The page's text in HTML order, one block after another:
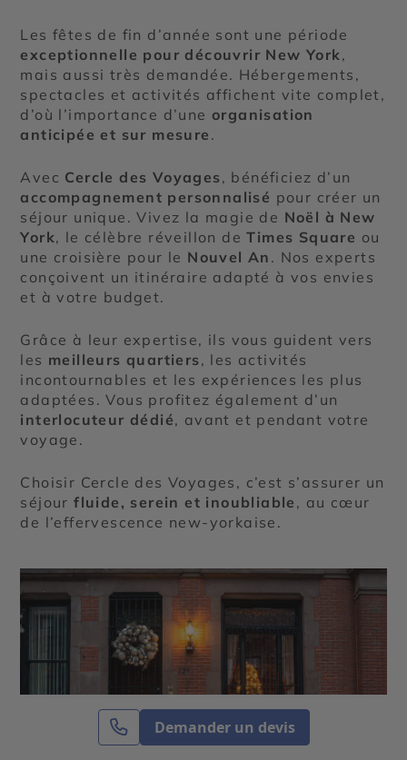
Demander un devis
Les fêtes de fin d’année sont une période
exceptionnelle pour découvrir New York,
mais aussi très demandée. Hébergements,
spectacles et activités affichent vite complet,
d’où l’importance d’une organisation
anticipée et sur mesure .
Avec Cercle des Voyages, bénéficiez d’un
accompagnement personnalisé pour créer un
séjour unique. Vivez la magie de Noël à New
York, le célèbre réveillon deTimes Square ou
une croisière pour le Nouvel An . Nos experts
conçoivent un itinéraire adapté à vos envies
et à votre budget.
Grâce à leur expertise, ils vous guident vers
les meilleurs quartiers, les activités
incontournables et les expériences les plus
adaptées. Vous profitez également d’un
interlocuteur dédié, avant et pendant votre
voyage.
Choisir Cercle des Voyages, c’est s’assurer un
séjourfluide, serein et inoubliable , au cœur
de l’effervescence new-yorkaise.